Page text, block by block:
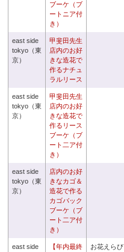
ブーケ（ブ
ートニア付
き）
east side
tokyo（東
京）
甲斐田先生
店内のお好
きな造花で
作るナチュ
ラルリース
east side
tokyo（東
京）
甲斐田先生
店内のお好
きな造花で
作るリース
ブーケ（ブ
ート二ア付
き）
east side
tokyo（東
京）
店内のお好
きなカゴ＆
造花で作る
カゴバック
ブーケ（ブ
ート二ア付
き）
east side
【年内最終
お花えらび